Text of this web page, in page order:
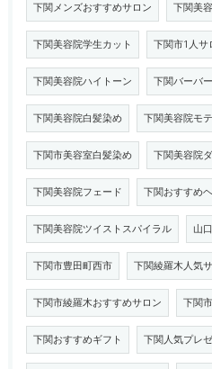
下関メンズおすすめサロン 下関美
下関美容院学生カット 下関市1人サ
下関美容院ハイトーン 下関バーバー
下関美容院白髪染め 下関美容院モ
下関市美容室白髪染め 下関美容院
下関美容院フェード 下関おすすめ
下関美容院ツイストスパイラル 山
下関市豊田町西市 下関綾羅木人気
下関市綾羅木おすすめサロン 下関
下関おすすめギフト 下関人気プレ